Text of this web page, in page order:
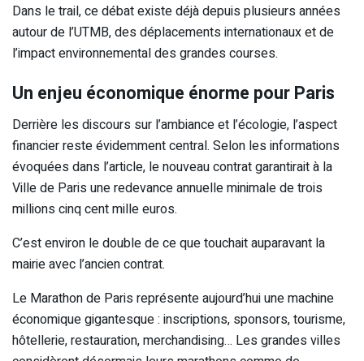
Dans le trail, ce débat existe déjà depuis plusieurs années
autour de l’UTMB, des déplacements internationaux et de
l’impact environnemental des grandes courses.
Un enjeu économique énorme pour Paris
Derrière les discours sur l’ambiance et l’écologie, l’aspect
financier reste évidemment central. Selon les informations
évoquées dans l’article, le nouveau contrat garantirait à la
Ville de Paris une redevance annuelle minimale de trois
millions cinq cent mille euros.
C’est environ le double de ce que touchait auparavant la
mairie avec l’ancien contrat.
Le Marathon de Paris représente aujourd’hui une machine
économique gigantesque : inscriptions, sponsors, tourisme,
hôtellerie, restauration, merchandising… Les grandes villes